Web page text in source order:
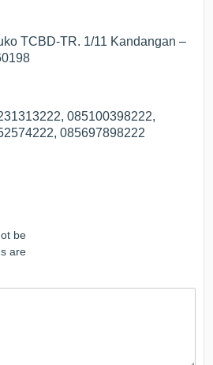
TCBD-TR. 1/11 Kandangan –
085100398222,
085697898222
be
are